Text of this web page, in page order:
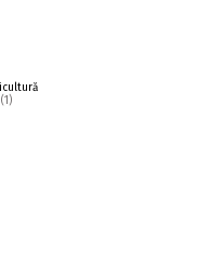
(1)